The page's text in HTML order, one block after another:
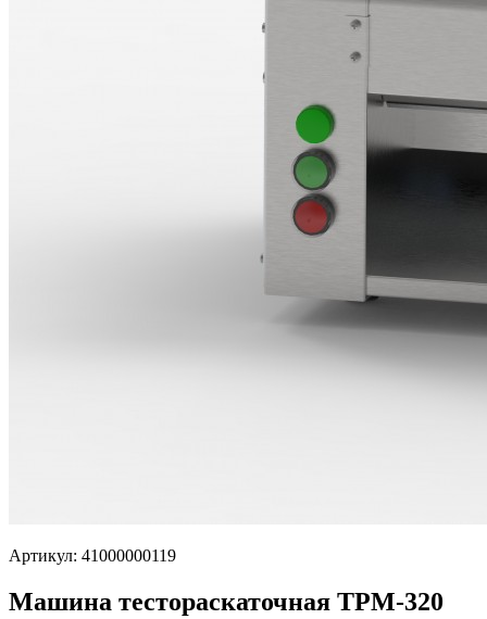
Артикул: 41000000119
Машина тестораскаточная ТРМ-320